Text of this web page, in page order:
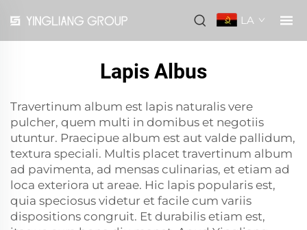
LA
Lapis Albus
Travertinum album est lapis naturalis vere
pulcher, quem multi in domibus et negotiis
utuntur. Praecipue album est aut valde pallidum,
textura speciali. Multis placet travertinum album
ad pavimenta, ad mensas culinarias, et etiam ad
loca exteriora ut areae. Hic lapis popularis est,
quia speciosus videtur et facile cum variis
dispositions congruit. Et durabilis etiam est,